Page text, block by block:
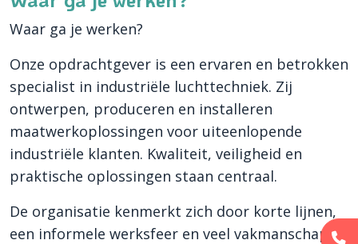
Waar ga je werken?
Onze opdrachtgever is een ervaren en betrokken
specialist in industriële luchttechniek. Zij
ontwerpen, produceren en installeren
maatwerkoplossingen voor uiteenlopende
industriële klanten. Kwaliteit, veiligheid en
praktische oplossingen staan centraal.
De organisatie kenmerkt zich door korte lijnen,
een informele werksfeer en veel vakmanschap.